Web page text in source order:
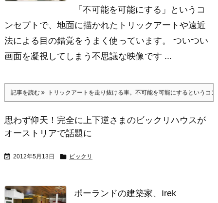
「不可能を可能にする」というコ
ンセプトで、地面に描かれたトリックアートや遠近
法による目の錯覚をうまく使っています。 ついつい
画面を凝視してしまう不思議な映像です ...
記事を読む トリックアートを走り抜ける車。不可能を可能にするというコ
思わず仰天！完全に上下逆さまのビックリハウスが
オーストリアで話題に
 2012年5月13日  ビックリ
ポーランドの建築家、Irek